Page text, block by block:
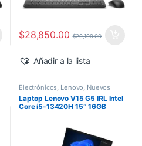
$28,850.00 $29,199.00
Añadir a la lista
Electrónicos, Lenovo, Nuevos
Productos
Laptop Lenovo V15 G5 IRL Intel
Core i5-13420H 15″ 16GB